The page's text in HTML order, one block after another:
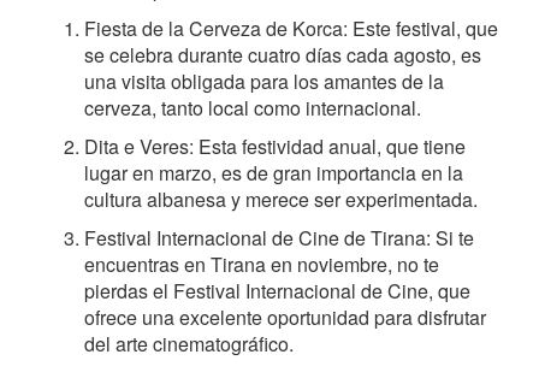
Fiesta de la Cerveza de Korca: Este festival, que
se celebra durante cuatro días cada agosto, es
una visita obligada para los amantes de la
cerveza, tanto local como internacional.
Dita e Veres: Esta festividad anual, que tiene
lugar en marzo, es de gran importancia en la
cultura albanesa y merece ser experimentada.
Festival Internacional de Cine de Tirana: Si te
encuentras en Tirana en noviembre, no te
pierdas el Festival Internacional de Cine, que
ofrece una excelente oportunidad para disfrutar
del arte cinematográfico.